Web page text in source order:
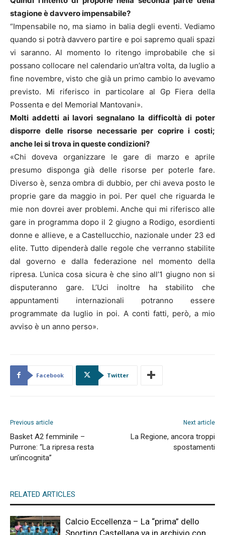
stagione è davvero impensabile?
“Impensabile no, ma siamo in balia degli eventi. Vediamo
quando si potrà davvero partire e poi sapremo quali spazi
vi saranno. Al momento lo ritengo improbabile che si
possano collocare nel calendario un’altra volta, da luglio a
fine novembre, visto che già un primo cambio lo avevamo
previsto. Mi riferisco in particolare al Gp Fiera della
Possenta e del Memorial Mantovani».
Molti addetti ai lavori segnalano la difficoltà di poter
disporre delle risorse necessarie per coprire i costi;
anche lei si trova in queste condizioni?
«Chi doveva organizzare le gare di marzo e aprile
presumo disponga già delle risorse per poterle fare.
Diverso è, senza ombra di dubbio, per chi aveva posto le
proprie gare da maggio in poi. Per quel che riguarda le
mie non dovrei aver problemi. Anche qui mi riferisco alle
gare in programma dopo il 2 giugno a Rodigo, esordienti
donne e allieve, e a Castellucchio, nazionale under 23 ed
elite. Tutto dipenderà dalle regole che verranno stabilite
dal governo e dalla federazione nel momento della
ripresa. L’unica cosa sicura è che sino all’1 giugno non si
disputeranno gare. L’Uci inoltre ha stabilito che
appuntamenti internazionali potranno essere
programmate da luglio in poi. A conti fatti, però, a mio
avviso è un anno perso».
Facebook Twitter
Previous article
Basket A2 femminile –
Purrone: “La ripresa resta
un’incognita”
Next article
La Regione, ancora troppi
spostamenti
RELATED ARTICLES
Calcio Eccellenza – La “prima” dello
Sporting Castellana va in archivio con